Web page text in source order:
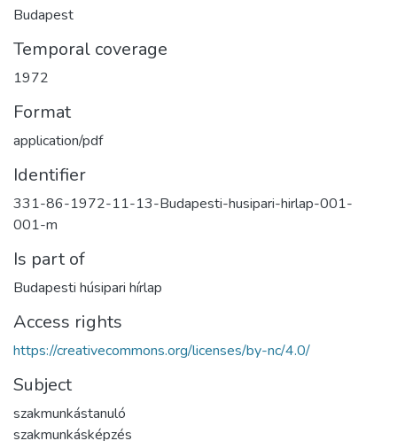
Budapest
Temporal coverage
1972
Format
application/pdf
Identifier
331-86-1972-11-13-Budapesti-husipari-hirlap-001-
001-m
Is part of
Budapesti húsipari hírlap
Access rights
https://creativecommons.org/licenses/by-nc/4.0/
Subject
szakmunkástanuló
szakmunkásképzés